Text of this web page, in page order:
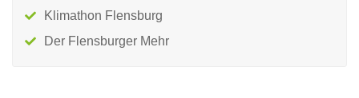
Klimathon Flensburg
Der Flensburger Mehr